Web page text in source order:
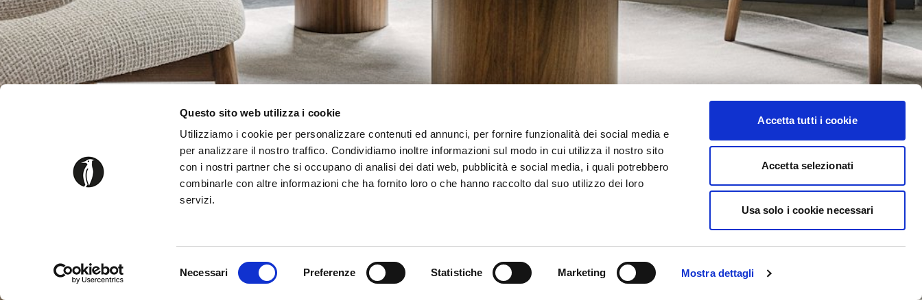
Questo sito web utilizza i cookie
Utilizziamo i cookie per personalizzare contenuti ed annunci, per fornire funzionalità dei social media e
per analizzare il nostro traffico. Condividiamo inoltre informazioni sul modo in cui utilizza il nostro sito
con i nostri partner che si occupano di analisi dei dati web, pubblicità e social media, i quali potrebbero
combinarle con altre informazioni che ha fornito loro o che hanno raccolto dal suo utilizzo dei loro
servizi.
Necessari Preferenze Statistiche Marketing Mostra dettagli
Accetta tutti i cookie
Accetta selezionati
Usa solo i cookie necessari
SUBSCRIBE TO OUR NEWSLETTER